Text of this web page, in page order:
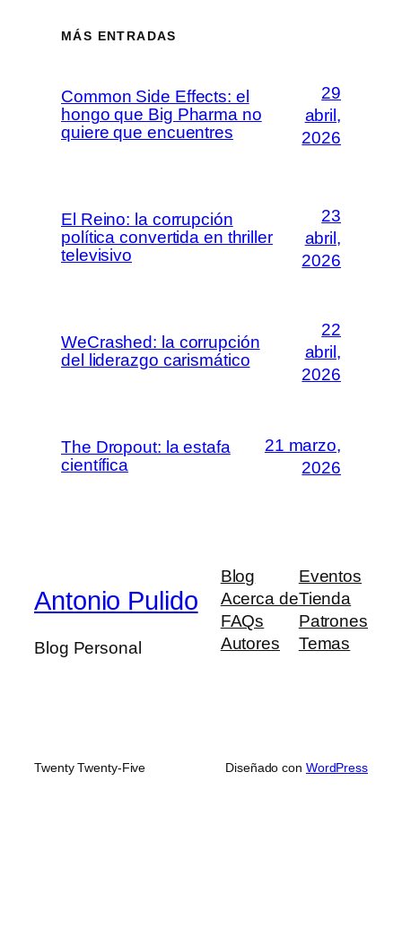
MÁS ENTRADAS
Common Side Effects: el
hongo que Big Pharma no
quiere que encuentres
29
abril,
2026
El Reino: la corrupción
política convertida en thriller
televisivo
23
abril,
2026
WeCrashed: la corrupción
del liderazgo carismático
22
abril,
2026
The Dropout: la estafa
científica
21 marzo,
2026
Antonio Pulido
Blog Personal
Blog
Acerca de
FAQs
Autores
Eventos
Tienda
Patrones
Temas
Twenty Twenty-Five Diseñado con WordPress